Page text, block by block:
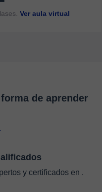
Ver aula virtual
de aprender
y certificados en .